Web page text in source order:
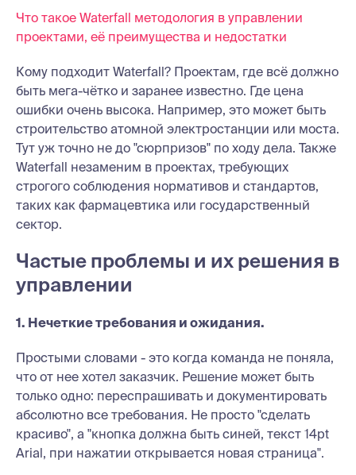
Что такое Waterfall методология в управлении
проектами, её преимущества и недостатки
Кому подходит Waterfall? Проектам, где всё должно
быть мега-чётко и заранее известно. Где цена
ошибки очень высока. Например, это может быть
строительство атомной электростанции или моста.
Тут уж точно не до "сюрпризов" по ходу дела. Также
Waterfall незаменим в проектах, требующих
строгого соблюдения нормативов и стандартов,
таких как фармацевтика или государственный
сектор.
Частые проблемы и их решения в
управлении
1. Нечеткие требования и ожидания.
Простыми словами - это когда команда не поняла,
что от нее хотел заказчик. Решение может быть
только одно: переспрашивать и документировать
абсолютно все требования. Не просто "сделать
красиво", а "кнопка должна быть синей, текст 14pt
Arial, при нажатии открывается новая страница".